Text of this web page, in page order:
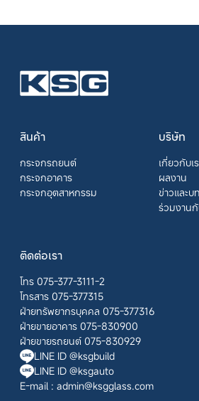
สินค้า
กระจกรถยนต์
กระจกอาคาร
กระจกอุตสาหกรรม
บริษัท
เกี่ยวกับเ
ผลงาน
ข่าวและบ
ร่วมงานกั
ติดต่อเรา
โทร 075-377-3111-2
โทรสาร 075-377315
ฝ่ายทรัพยากรบุคคล 075-377316
ฝ่ายขายอาคาร 075-830900
ฝ่ายขายรถยนต์ 075-830929
LINE ID @ksgbuild
LINE ID @ksgauto
E-mail : admin@ksgglass.com